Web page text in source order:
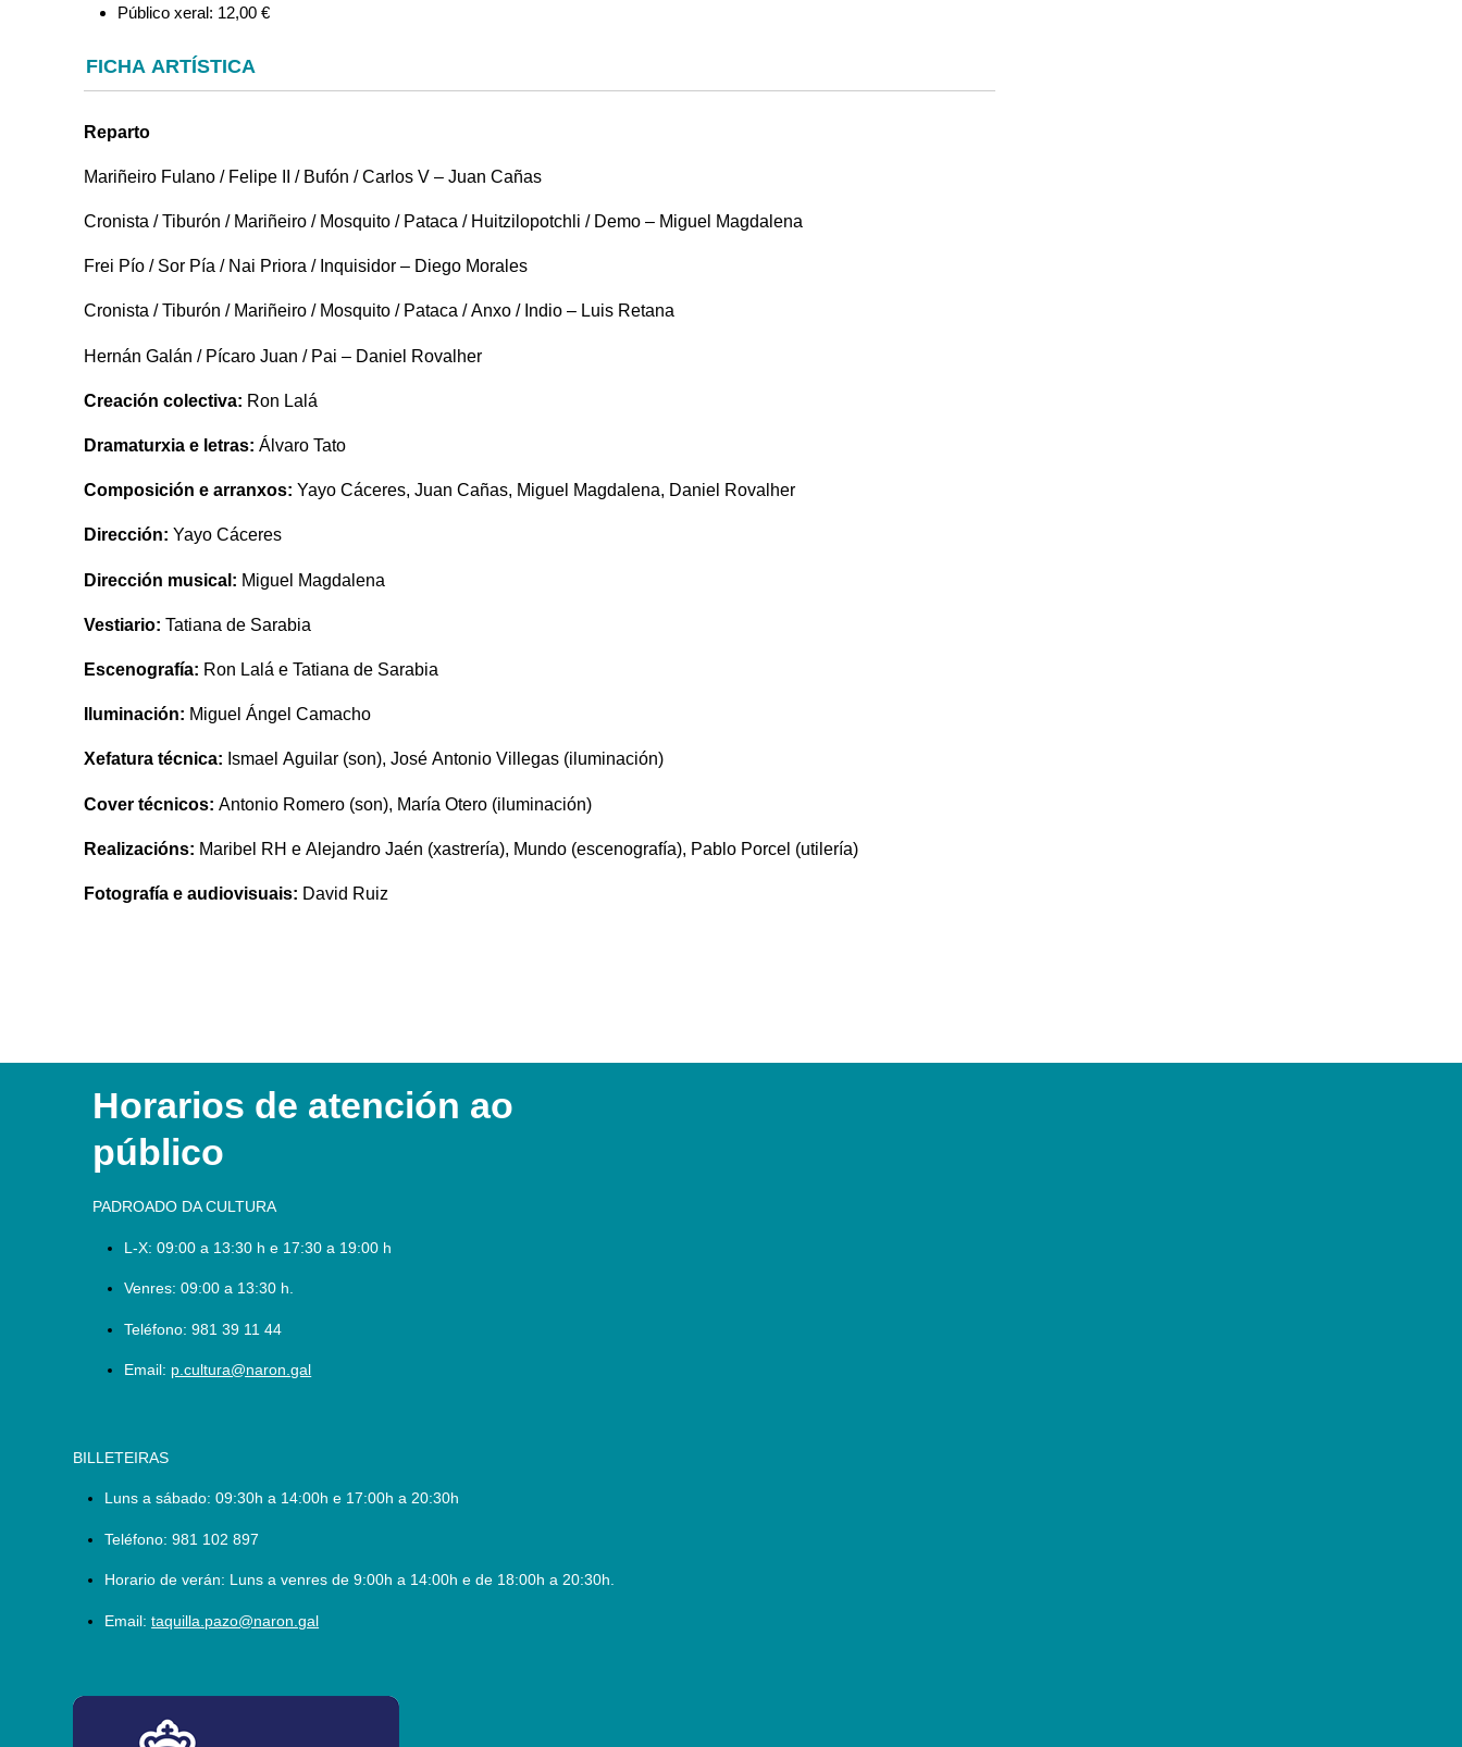
Público xeral: 12,00 €
FICHA ARTÍSTICA
Reparto
Mariñeiro Fulano / Felipe II / Bufón / Carlos V – Juan Cañas
Cronista / Tiburón / Mariñeiro / Mosquito / Pataca / Huitzilopotchli / Demo – Miguel Magdalena
Frei Pío / Sor Pía / Nai Priora / Inquisidor – Diego Morales
Cronista / Tiburón / Mariñeiro / Mosquito / Pataca / Anxo / Indio – Luis Retana
Hernán Galán / Pícaro Juan / Pai – Daniel Rovalher
Creación colectiva: Ron Lalá
Dramaturxia e letras: Álvaro Tato
Composición e arranxos:Yayo Cáceres, Juan Cañas, Miguel Magdalena, Daniel Rovalher
Dirección:Yayo Cáceres
Dirección musical: Miguel Magdalena
Vestiario:Tatiana de Sarabia
Escenografía: Ron Lalá e Tatiana de Sarabia
Iluminación: Miguel Ángel Camacho
Xefatura técnica: Ismael Aguilar (son), José Antonio Villegas (iluminación)
Cover técnicos:Antonio Romero (son), María Otero (iluminación)
Realizacións: Maribel RH e Alejandro Jaén (xastrería), Mundo (escenografía), Pablo Porcel (utilería)
Fotografía e audiovisuais: David Ruiz
Horarios de atención ao
público
PADROADO DA CULTURA
L-X: 09:00 a 13:30 h e 17:30 a 19:00 h
Venres: 09:00 a 13:30 h.
Teléfono: 981 39 11 44
Email: p.cultura@naron.gal
BILLETEIRAS
Luns a sábado: 09:30h a 14:00h e 17:00h a 20:30h
Teléfono: 981 102 897
Horario de verán: Luns a venres de 9:00h a 14:00h e de 18:00h a 20:30h.
Email: taquilla.pazo@naron.gal
logo_depcoruna.png